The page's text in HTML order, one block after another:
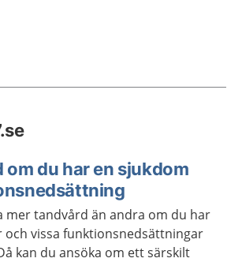
om du har en sjukdom
mer tandvård än andra om du har
och vissa funktionsnedsättningar
kan du ansöka om ett särskilt